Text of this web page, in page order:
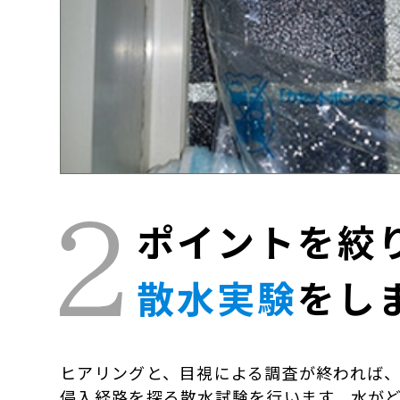
ポイントを絞
散水実験をし
ヒアリングと、目視による調査が終われば